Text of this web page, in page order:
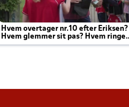
Hvem overtager nr.10 efter Eriksen?
Hvem glemmer sit pas? Hvem ringer
Joachim altid til efter kampe?